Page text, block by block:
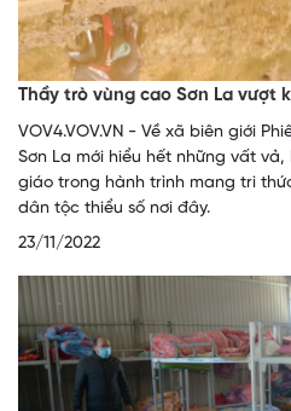
Thầy trò vùng cao Sơn La vượt
VOV4.VOV.VN - Về xã biên giới
Sơn La mới hiểu hết những vất
giáo trong hành trình mang tri
dân tộc thiểu số nơi đây.
23/11/2022